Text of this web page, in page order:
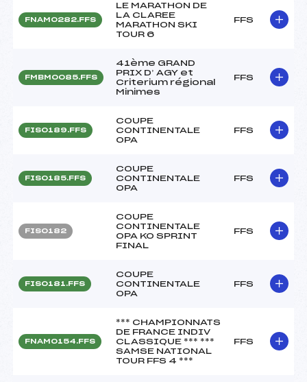
FNAM0282.FFS
LE MARATHON DE
LA CLAREE
MARATHON SKI
TOUR 6
FFS
FMBM0085.FFS
41ème GRAND
PRIX D’ AGY et
Criterium régional
Minimes
FFS
FIS0189.FFS
COUPE
CONTINENTALE
OPA
FFS
FIS0185.FFS
COUPE
CONTINENTALE
OPA
FFS
FIS0182
COUPE
CONTINENTALE
OPA KO SPRINT
FINAL
FFS
FIS0181.FFS
COUPE
CONTINENTALE
OPA
FFS
FNAM0154.FFS
*** CHAMPIONNATS
DE FRANCE INDIV
CLASSIQUE *** ***
SAMSE NATIONAL
TOUR FFS 4 ***
FFS